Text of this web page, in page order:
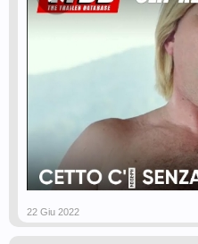
22 Giu 2022